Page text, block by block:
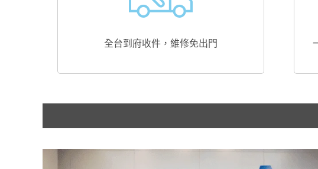
全台到府收件，維修免出門